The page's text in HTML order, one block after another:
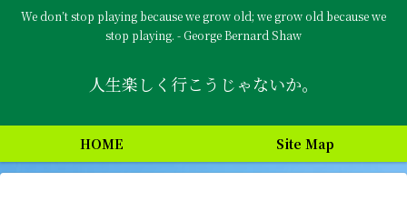
We don’t stop playing because we grow old; we grow old because we
stop playing. - George Bernard Shaw
人生楽しく行こうじゃないか。
HOME Site Map